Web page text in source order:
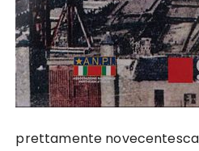
prettamente